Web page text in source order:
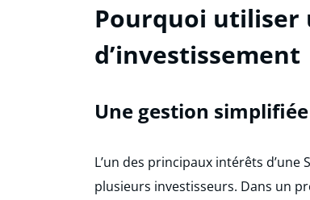
Pourquoi utiliser
d’investissement
Une gestion
L’un des principaux intérêts
plusieurs investisseurs. Dans un